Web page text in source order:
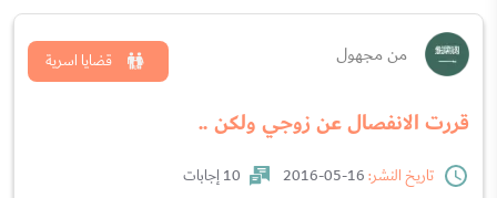
من مجهول
قررت الانفصال عن زوجي ولكن ..
قضايا اسرية
تاريخ النشر:
10 إجابات